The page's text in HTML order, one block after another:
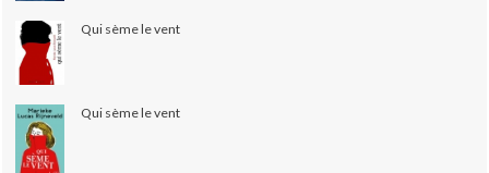
Qui sème le vent
Qui sème le vent